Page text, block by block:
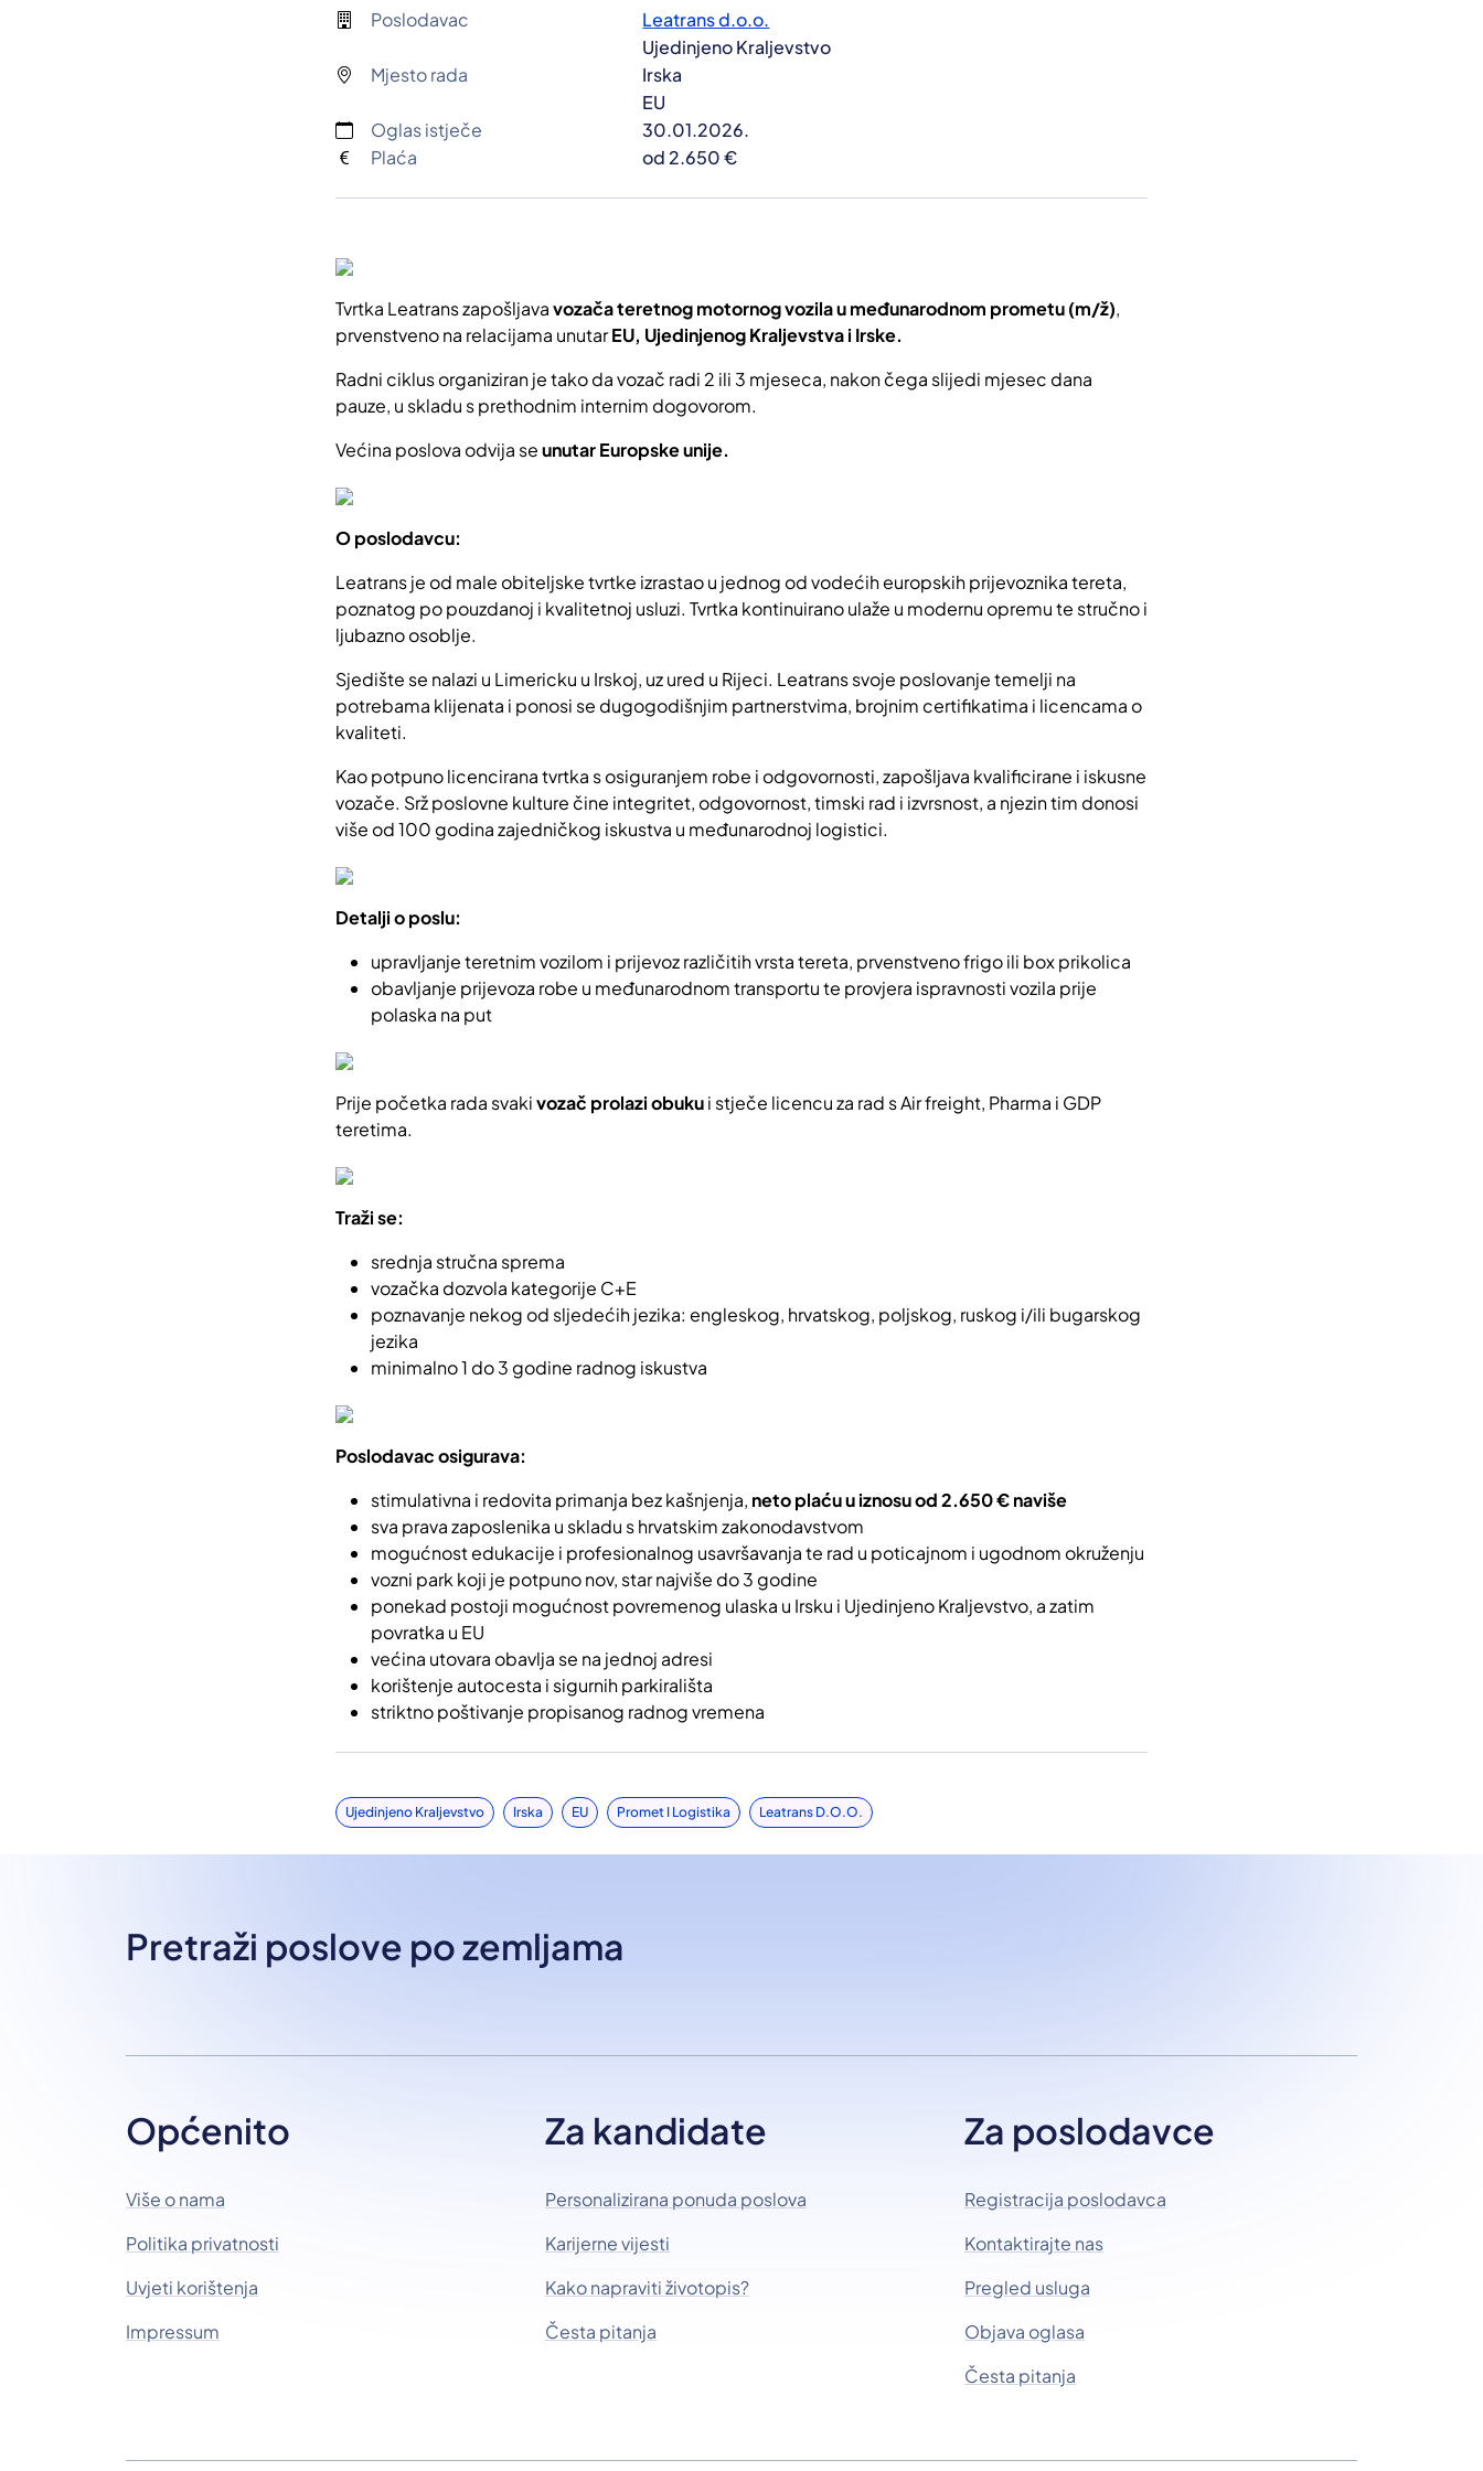
Poslodavac Leatrans d.o.o.
Mjesto rada
Ujedinjeno Kraljevstvo
Irska
EU
Oglas istječe
30.01.2026.
Plaća
od 2.650 €
Tvrtka Leatrans zapošljavavozača teretnog motornog vozila u međunarodnom prometu (m/ž),
prvenstveno na relacijama unutarEU, Ujedinjenog Kraljevstva i Irske.
Radni ciklus organiziran je tako da vozač radi 2 ili 3 mjeseca, nakon čega slijedi mjesec dana
pauze, u skladu s prethodnim internim dogovorom.
Većina poslova odvija seunutar Europske unije.
O poslodavcu:
Leatrans je od male obiteljske tvrtke izrastao u jednog od vodećih europskih prijevoznika tereta,
poznatog po pouzdanoj i kvalitetnoj usluzi. Tvrtka kontinuirano ulaže u modernu opremu te stručno i
ljubazno osoblje.
Sjedište se nalazi u Limericku u Irskoj, uz ured u Rijeci. Leatrans svoje poslovanje temelji na
potrebama klijenata i ponosi se dugogodišnjim partnerstvima, brojnim certifikatima i licencama o
kvaliteti.
Kao potpuno licencirana tvrtka s osiguranjem robe i odgovornosti, zapošljava kvalificirane i iskusne
vozače. Srž poslovne kulture čine integritet, odgovornost, timski rad i izvrsnost, a njezin tim donosi
više od 100 godina zajedničkog iskustva u međunarodnoj logistici.
Detalji o poslu:
upravljanje teretnim vozilom i prijevoz različitih vrsta tereta, prvenstveno frigo ili box prikolica
obavljanje prijevoza robe u međunarodnom transportu te provjera ispravnosti vozila prije
polaska na put
Prije početka rada svakivozač prolazi obukui stječe licencu za rad s Air freight, Pharma i GDP
teretima.
Traži se:
srednja stručna sprema
vozačka dozvola kategorije C+E
poznavanje nekog od sljedećih jezika: engleskog, hrvatskog, poljskog, ruskog i/ili bugarskog
jezika
minimalno 1 do 3 godine radnog iskustva
Poslodavac osigurava:
stimulativna i redovita primanja bez kašnjenja, neto plaću u iznosu od 2.650 € naviše
sva prava zaposlenika u skladu s hrvatskim zakonodavstvom
mogućnost edukacije i profesionalnog usavršavanja te rad u poticajnom i ugodnom okruženju
vozni park koji je potpuno nov, star najviše do 3 godine
ponekad postoji mogućnost povremenog ulaska u Irsku i Ujedinjeno Kraljevstvo, a zatim
povratka u EU
većina utovara obavlja se na jednoj adresi
korištenje autocesta i sigurnih parkirališta
striktno poštivanje propisanog radnog vremena
Ujedinjeno Kraljevstvo Irska EU Promet I Logistika Leatrans D.o.o.
Pretraži poslove po zemljama
Općenito
Više o nama
Politika privatnosti
Uvjeti korištenja
Impressum
Za kandidate
Personalizirana ponuda poslova
Karijerne vijesti
Kako napraviti životopis?
Česta pitanja
Za poslodavce
Registracija poslodavca
Kontaktirajte nas
Pregled usluga
Objava oglasa
Česta pitanja